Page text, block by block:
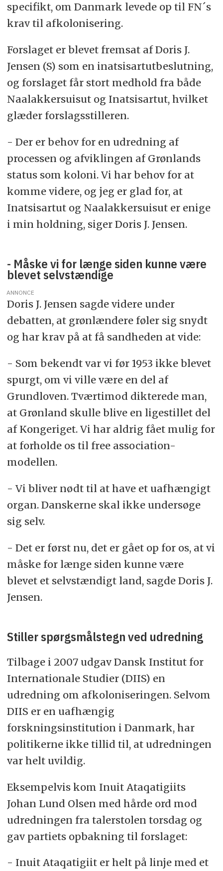
specifikt, om Danmark levede op til FN´s
krav til afkolonisering.
Forslaget er blevet fremsat af Doris J.
Jensen (S) som en inatsisartutbeslutning,
og forslaget får stort medhold fra både
Naalakkersuisut og Inatsisartut, hvilket
glæder forslagsstilleren.
- Der er behov for en udredning af
processen og afviklingen af Grønlands
status som koloni. Vi har behov for at
komme videre, og jeg er glad for, at
Inatsisartut og Naalakkersuisut er enige
i min holdning, siger Doris J. Jensen.
- Måske vi for længe siden kunne være
blevet selvstændige
ANNONCE
Doris J. Jensen sagde videre under
debatten, at grønlændere føler sig snydt
og har krav på at få sandheden at vide:
- Som bekendt var vi før 1953 ikke blevet
spurgt, om vi ville være en del af
Grundloven. Tværtimod dikterede man,
at Grønland skulle blive en ligestillet del
af Kongeriget. Vi har aldrig fået mulig for
at forholde os til free association-
modellen.
- Vi bliver nødt til at have et uafhængigt
organ. Danskerne skal ikke undersøge
sig selv.
- Det er først nu, det er gået op for os, at vi
måske for længe siden kunne være
blevet et selvstændigt land, sagde Doris J.
Jensen.
Stiller spørgsmålstegn ved udredning
Tilbage i 2007 udgav Dansk Institut for
Internationale Studier (DIIS) en
udredning om afkoloniseringen. Selvom
DIIS er en uafhængig
forskningsinstitution i Danmark, har
politikerne ikke tillid til, at udredningen
var helt uvildig.
Eksempelvis kom Inuit Ataqatigiits
Johan Lund Olsen med hårde ord mod
udredningen fra talerstolen torsdag og
gav partiets opbakning til forslaget:
- Inuit Ataqatigiit er helt på linje med et